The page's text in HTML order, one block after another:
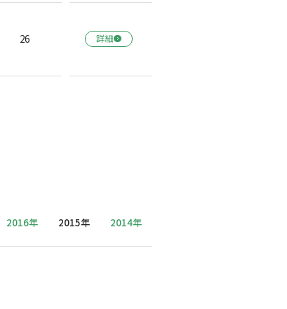
26 詳細
2016年 2015年 2014年